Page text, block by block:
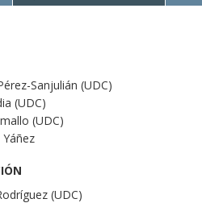
Sanjulián (UDC)
(UDC)
(UDC)
(UDC)